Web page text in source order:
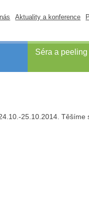
Aktuality a konference
Séra a peeling
25.10.2014. Těšíme